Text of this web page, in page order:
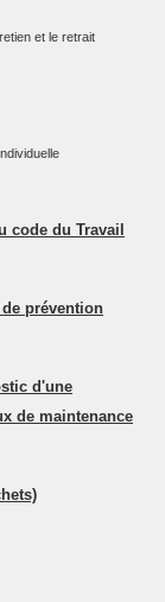
et le retrait
code du Travail
prévention
d'une
de maintenance